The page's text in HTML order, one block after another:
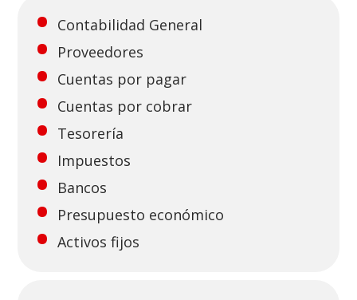
Contabilidad General
Proveedores
Cuentas por pagar
Cuentas por cobrar
Tesorería
Impuestos
Bancos
Presupuesto económico
Activos fijos